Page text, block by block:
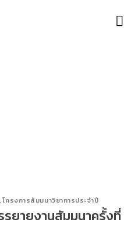
,โครงการสัมมนาวิชาการประจำปี
รยายงานสัมมนาครั้งที่